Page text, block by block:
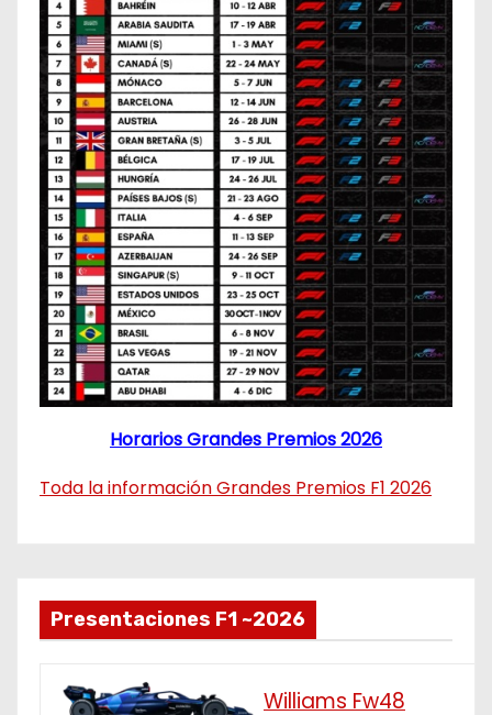
Horarios Grandes Premios 2026
Toda la información Grandes Premios F1 2026
Presentaciones F1 ~2026
Williams Fw48